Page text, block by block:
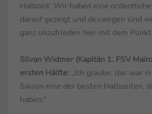
Halbzeit. Wir haben eine
darauf gezeigt und deswegen sind
ganz unzufrieden hier mit dem
Silvan Widmer (Kapitän 1. FSV
ersten Hälfte: „Ich glaube, das war
Saison eine der besten Halbzeiten,
haben.“